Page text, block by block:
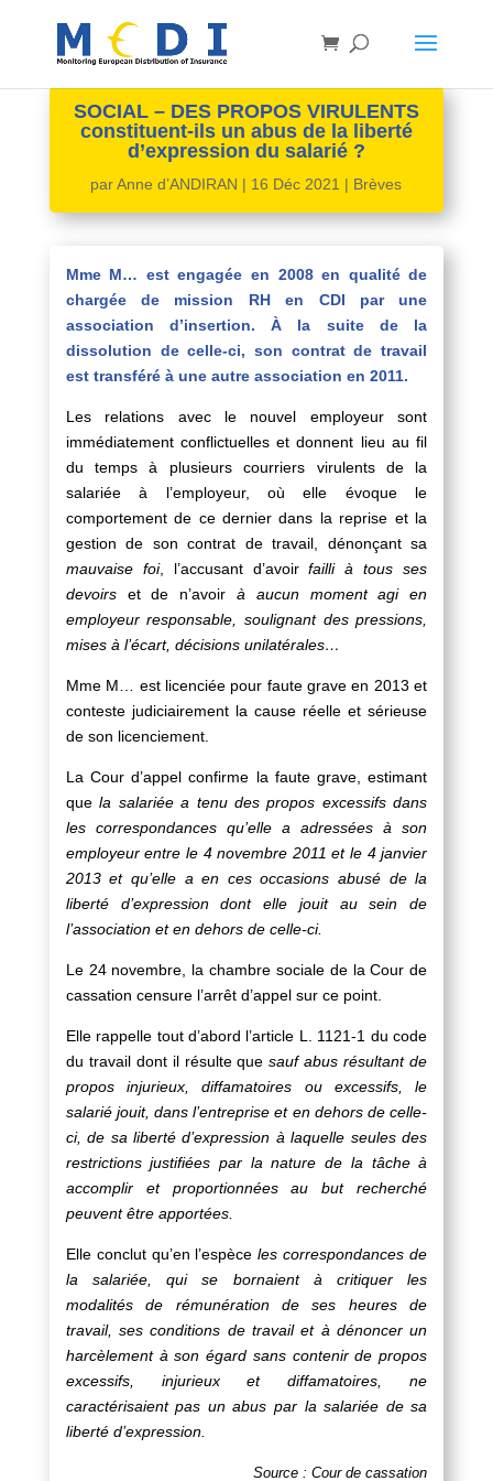
SOCIAL – DES PROPOS VIRULENTS
constituent-ils un abus de la liberté
d’expression du salarié ?
parAnne d’ANDIRAN | 16 Déc 2021 | Brèves
Mme M… est engagée en 2008 en qualité de
chargée de mission RH en CDI par une
association d’insertion. À la suite de la
dissolution de celle-ci, son contrat de travail
est transféré à une autre association en 2011.
Les relations avec le nouvel employeur sont
immédiatement conflictuelles et donnent lieu au fil
du temps à plusieurs courriers virulents de la
salariée à l’employeur, où elle évoque le
comportement de ce dernier dans la reprise et la
gestion de son contrat de travail, dénonçant sa
mauvaise foi, l’accusant d’avoirfailli à tous ses
devoirset de n’avoir à aucun moment agi en
employeur responsable, soulignant des pressions,
mises à l’écart, décisions unilatérales…
Mme M… est licenciée pour faute grave en 2013 et
conteste judiciairement la cause réelle et sérieuse
de son licenciement.
La Cour d’appel confirme la faute grave, estimant
quela salariée a tenu des propos excessifs dans
les correspondances qu’elle a adressées à son
employeur entre le 4 novembre 2011 et le 4 janvier
2013 et qu’elle a en ces occasions abusé de la
liberté d’expression dont elle jouit au sein de
l’association et en dehors de celle-ci.
Le 24 novembre, la chambre sociale de la Cour de
cassation censure l’arrêt d’appel sur ce point.
Elle rappelle tout d’abord l’article L. 1121-1 du code
du travail dont il résulte quesauf abus résultant de
propos injurieux, diffamatoires ou excessifs, le
salarié jouit, dans l’entreprise et en dehors de celle-
ci, de sa liberté d’expression à laquelle seules des
restrictions justifiées par la nature de la tâche à
accomplir et proportionnées au but recherché
peuvent être apportées.
Elle conclut qu’en l’espèceles correspondances de
la salariée, qui se bornaient à critiquer les
modalités de rémunération de ses heures de
travail, ses conditions de travail et à dénoncer un
harcèlement à son égard sans contenir de propos
excessifs, injurieux et diffamatoires, ne
caractérisaient pas un abus par la salariée de sa
liberté d’expression.
Source : Cour de cassation